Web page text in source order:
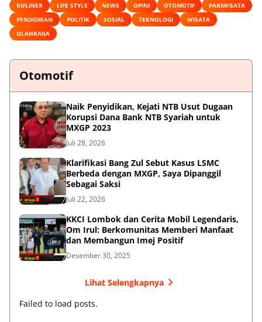
KULINER
LIFE STYLE NEWS OPINI OTOMOTIF
PARIWISATA
PENDIDIKAN
POLITIK SOSIAL TEKNOLOGI
WISATA
OLAHRAGA
Otomotif
Naik Penyidikan, Kejati NTB Usut Dugaan
Korupsi Dana Bank NTB Syariah untuk
MXGP 2023
Juli 28, 2026
Klarifikasi Bang Zul Sebut Kasus LSMC
Berbeda dengan MXGP, Saya Dipanggil
Sebagai Saksi
Juli 22, 2026
KKCI Lombok dan Cerita Mobil Legendaris,
Om Irul: Berkomunitas Memberi Manfaat
dan Membangun Imej Positif
Desember 30, 2025
Lihat Selengkapnya
Failed to load posts.